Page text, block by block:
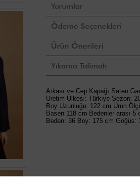
Yorumlar
Ödeme Seçenekleri
Ürün Önerileri
Yıkama Talimatı
Arkası ve Cep Kapağı Saten
Üretim Ülkesi: Türkiye Sezon:
Boy Uzunluğu: 122 cm Ürün
Basen 118 cm Bedenler arası
Beden: 36 Boy: 175 cm